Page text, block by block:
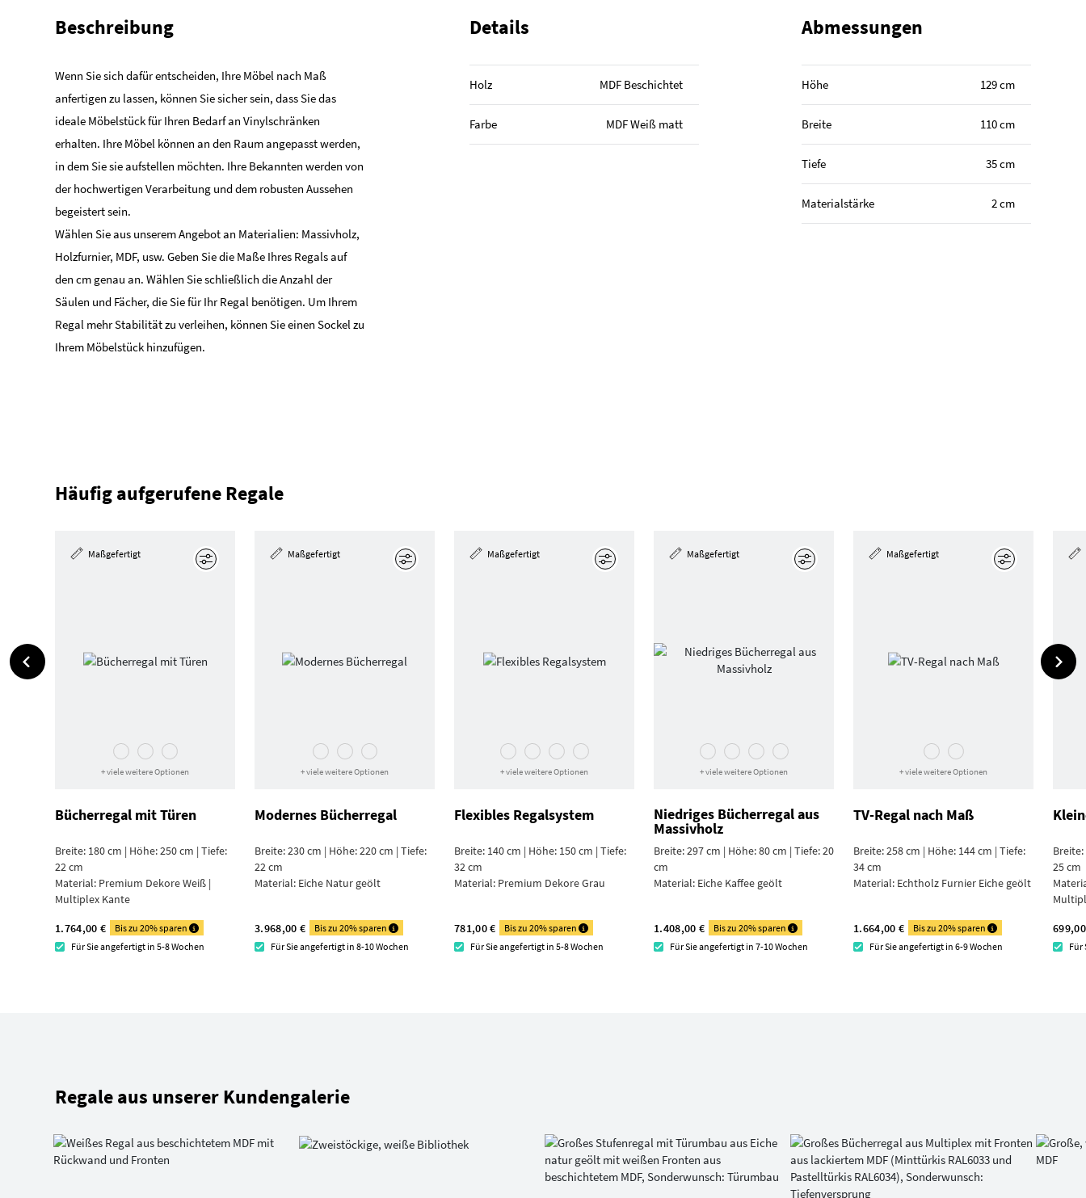
Beschreibung
Wenn Sie sich dafür entscheiden, Ihre Möbel nach Maß
anfertigen zu lassen, können Sie sicher sein, dass Sie das
ideale Möbelstück für Ihren Bedarf an Vinylschränken
erhalten. Ihre Möbel können an den Raum angepasst werden,
in dem Sie sie aufstellen möchten. Ihre Bekannten werden von
der hochwertigen Verarbeitung und dem robusten Aussehen
begeistert sein.
Wählen Sie aus unserem Angebot an Materialien: Massivholz,
Holzfurnier, MDF, usw. Geben Sie die Maße Ihres Regals auf
den cm genau an. Wählen Sie schließlich die Anzahl der
Säulen und Fächer, die Sie für Ihr Regal benötigen. Um Ihrem
Regal mehr Stabilität zu verleihen, können Sie einen Sockel zu
Ihrem Möbelstück hinzufügen.
Details
Holz MDF Beschichtet
Farbe MDF Weiß matt
Abmessungen
Höhe 129 cm
Breite 110 cm
Tiefe 35 cm
Materialstärke 2 cm
Häufig aufgerufene Regale
Maßgefertigt
+ viele weitere Optionen
Bücherregal mit Türen
Breite: 180 cm | Höhe: 250 cm | Tiefe:
22 cm
Material: Premium Dekore Weiß |
Multiplex Kante
1.764,00 €
Bis zu 20% sparen
Für Sie angefertigt in 5-8 Wochen
Maßgefertigt
+ viele weitere Optionen
Modernes Bücherregal
Breite: 230 cm | Höhe: 220 cm | Tiefe:
22 cm
Material: Eiche Natur geölt
3.968,00 €
Bis zu 20% sparen
Für Sie angefertigt in 8-10 Wochen
Maßgefertigt
+ viele weitere Optionen
Flexibles Regalsystem
Breite: 140 cm | Höhe: 150 cm | Tiefe:
32 cm
Material: Premium Dekore Grau
781,00 €
Bis zu 20% sparen
Für Sie angefertigt in 5-8 Wochen
Maßgefertigt
+ viele weitere Optionen
Niedriges Bücherregal aus
Massivholz
Breite: 297 cm | Höhe: 80 cm | Tiefe: 20
cm
Material: Eiche Kaffee geölt
1.408,00 €
Bis zu 20% sparen
Für Sie angefertigt in 7-10 Wochen
Maßgefertigt
+ viele weitere Optionen
TV-Regal nach Maß
Breite: 258 cm | Höhe: 144 cm | Tiefe:
34 cm
Material: Echtholz Furnier Eiche geölt
1.664,00 €
Bis zu 20% sparen
Für Sie angefertigt in 6-9 Wochen
Breite:
25 cm
Für
Regale aus unserer Kundengalerie